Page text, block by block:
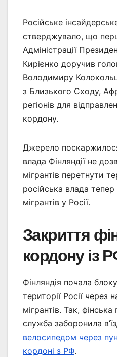
Російське
стверджувало, що
Адміністрації
Кирієнко доручив
Володимиру
з Близького Сходу,
регіонів для
кордону.
Джерело
влада Фінляндії не
мігрантів перетнути
російська влада
мігрантів у Росії.
Закриття
кордону із
Фінляндія почала
території Росії через
мігрантів. Так,
служба заборонила
велосипедом через
кордоні з РФ.